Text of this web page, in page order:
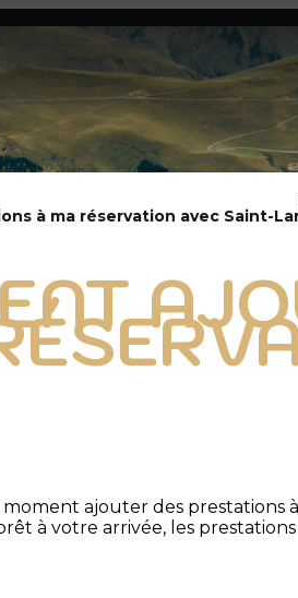
à ma réservation avec Saint-
ajouter des prestations
à votre arrivée, les